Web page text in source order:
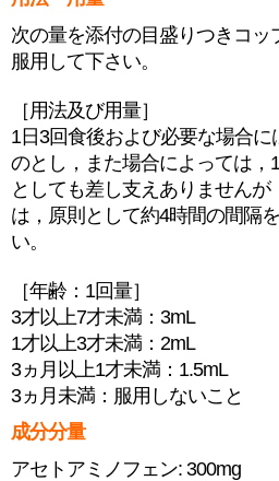
次の量を添付の目盛りつきコッ
服用して下さい。
［用法及び用量］
1日3回食後および必要な場合
のとし，また場合によっては，
としても差し支えありません
は，原則として約4時間の間隔
い。
［年齢：1回量］
3才以上7才未満：3mL
1才以上3才未満：2mL
3ヵ月以上1才未満：1.5mL
3ヵ月未満：服用しないこと
成分分量
アセトアミノフェン: 300mg